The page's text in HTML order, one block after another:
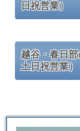
日祝営業）
越谷・春日
土日祝営業）